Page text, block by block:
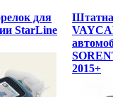
для
StarLine
2015+